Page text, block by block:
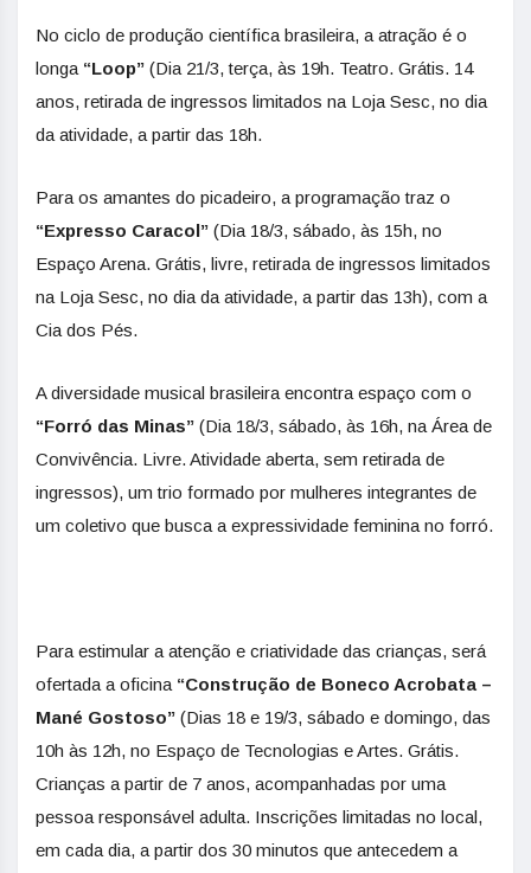
No ciclo de produção científica brasileira, a atração é o
longa “Loop” (Dia 21/3, terça, às 19h. Teatro. Grátis. 14
anos, retirada de ingressos limitados na Loja Sesc, no dia
da atividade, a partir das 18h.
Para os amantes do picadeiro, a programação traz o
“Expresso Caracol” (Dia 18/3, sábado, às 15h, no
Espaço Arena. Grátis, livre, retirada de ingressos limitados
na Loja Sesc, no dia da atividade, a partir das 13h), com a
Cia dos Pés.
A diversidade musical brasileira encontra espaço com o
“Forró das Minas” (Dia 18/3, sábado, às 16h, na Área de
Convivência. Livre. Atividade aberta, sem retirada de
ingressos), um trio formado por mulheres integrantes de
um coletivo que busca a expressividade feminina no forró.
Para estimular a atenção e criatividade das crianças, será
ofertada a oficina “Construção de Boneco Acrobata –
Mané Gostoso” (Dias 18 e 19/3, sábado e domingo, das
10h às 12h, no Espaço de Tecnologias e Artes. Grátis.
Crianças a partir de 7 anos, acompanhadas por uma
pessoa responsável adulta. Inscrições limitadas no local,
em cada dia, a partir dos 30 minutos que antecedem a